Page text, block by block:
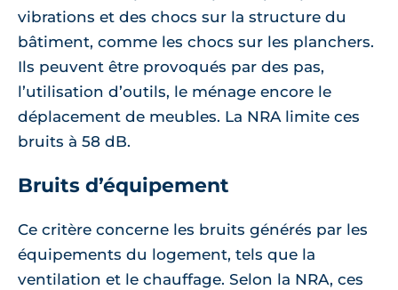
vibrations et des chocs sur la structure du
bâtiment, comme les chocs sur les planchers.
Ils peuvent être provoqués par des pas,
l’utilisation d’outils, le ménage encore le
déplacement de meubles. La NRA limite ces
bruits à 58 dB.
Bruits d’équipement
Ce critère concerne les bruits générés par les
équipements du logement, tels que la
ventilation et le chauffage. Selon la NRA, ces